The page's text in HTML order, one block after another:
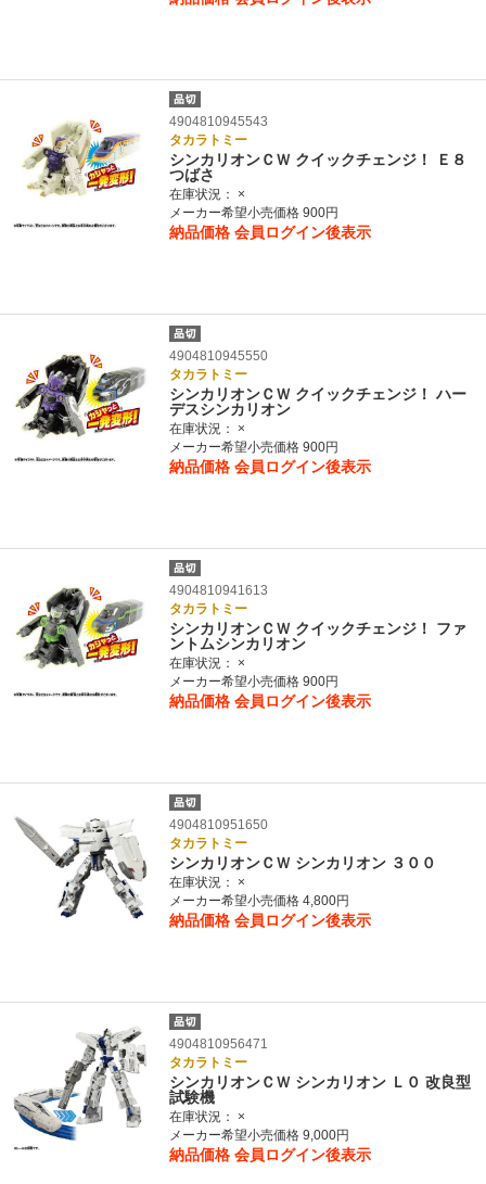
4904810945543
タカラトミー
シンカリオンＣＷ クイックチェンジ！ Ｅ８
つばさ
在庫状況：
×
メーカー希望小売価格 900円
納品価格 会員ログイン後表示
4904810945550
タカラトミー
シンカリオンＣＷ クイックチェンジ！ ハー
デスシンカリオン
在庫状況：
×
メーカー希望小売価格 900円
納品価格 会員ログイン後表示
4904810941613
タカラトミー
シンカリオンＣＷ クイックチェンジ！ ファ
ントムシンカリオン
在庫状況：
×
メーカー希望小売価格 900円
納品価格 会員ログイン後表示
4904810951650
タカラトミー
シンカリオンＣＷ シンカリオン ３００
在庫状況：
×
メーカー希望小売価格 4,800円
納品価格 会員ログイン後表示
4904810956471
タカラトミー
シンカリオンＣＷ シンカリオン Ｌ０ 改良型
試験機
在庫状況：
×
メーカー希望小売価格 9,000円
納品価格 会員ログイン後表示